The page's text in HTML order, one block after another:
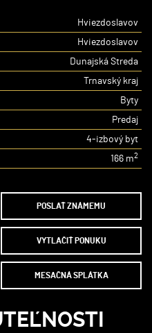
Hviezdoslavov
Hviezdoslavov
Dunajská Streda
Trnavský kraj
Byty
Predaj
4-izbový byt
166 m2
POSLAŤ ZNÁMEMU
VYTLAČIŤ PONUKU
MESAČNÁ SPLÁTKA